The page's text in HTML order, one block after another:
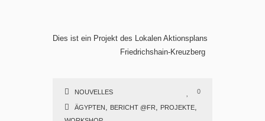
Dies ist ein Projekt des Lokalen Aktionsplans
Friedrichshain-Kreuzberg
NOUVELLES
ÄGYPTEN, BERICHT @FR, PROJEKTE,
0